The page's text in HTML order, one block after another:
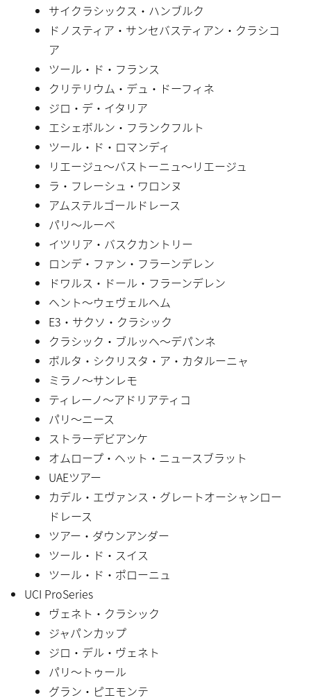
サイクラシックス・ハンブルク
ドノスティア・サンセバスティアン・クラシコ
ア
ツール・ド・フランス
クリテリウム・デュ・ドーフィネ
ジロ・デ・イタリア
エシェボルン・フランクフルト
ツール・ド・ロマンディ
リエージュ〜バストーニュ〜リエージュ
ラ・フレーシュ・ワロンヌ
アムステルゴールドレース
パリ〜ルーベ
イツリア・バスクカントリー
ロンデ・ファン・フラーンデレン
ドワルス・ドール・フラーンデレン
ヘント〜ウェヴェルヘム
E3・サクソ・クラシック
クラシック・ブルッヘ〜デパンネ
ボルタ・シクリスタ・ア・カタルーニャ
ミラノ〜サンレモ
ティレーノ〜アドリアティコ
パリ〜ニース
ストラーデビアンケ
オムロープ・ヘット・ニュースブラット
UAEツアー
カデル・エヴァンス・グレートオーシャンロー
ドレース
ツアー・ダウンアンダー
ツール・ド・スイス
ツール・ド・ポローニュ
UCI ProSeries
ヴェネト・クラシック
ジャパンカップ
ジロ・デル・ヴェネト
パリ〜トゥール
グラン・ピエモンテ